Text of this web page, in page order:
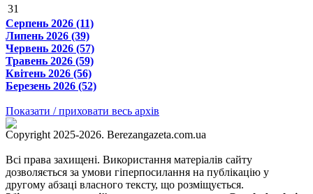
31
Серпень 2026 (11)
Липень 2026 (39)
Червень 2026 (57)
Травень 2026 (59)
Квітень 2026 (56)
Березень 2026 (52)
Показати / приховати весь архів
Copyright 2025-2026. Berezangazeta.com.ua
Всі права захищені. Використання матеріалів сайту
дозволяється за умови гіперпосилання на публікацію у
другому абзаці власного тексту, що розміщується.